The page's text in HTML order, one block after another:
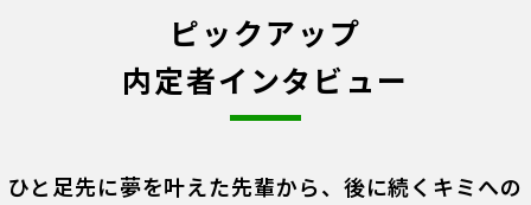
ピックアップ
内定者インタビュー
ひと足先に夢を叶えた先輩から、後に続くキミへの